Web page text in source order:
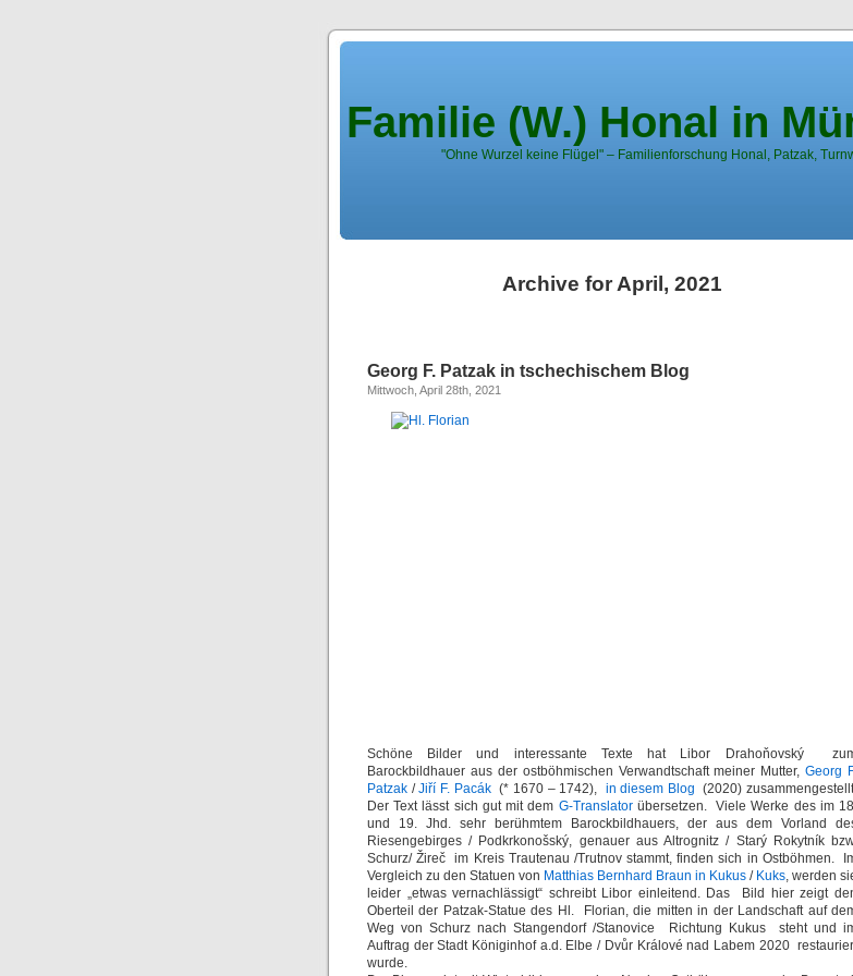
Familie (W.) Honal in
"Ohne Wurzel keine Flügel" – Familienforschung Honal, Patzak,
Archive for April, 2021
Georg F. Patzak in tschechischem Blog
Mittwoch, April 28th, 2021
Schöne Bilder und interessante Texte hat Libor Drahoňovský
Barockbildhauer aus der ostböhmischen Verwandtschaft meiner Mutter,Georg
Patzak /Jiří F. Pacák (* 1670 – 1742), in diesem Blog (2020)
Der Text lässt sich gut mit dem G-Translatorübersetzen. Viele Werke des im
und 19. Jhd. sehr berühmtem Barockbildhauers, der aus dem Vorland
Riesengebirges / Podkrkonošský, genauer aus Altrognitz / Starý Rokytník
Schurz/ Žireč im Kreis Trautenau /Trutnov stammt, finden sich in Ostböhmen.
Vergleich zu den Statuen von Matthias Bernhard Braun in Kukus / Kuks, werden
leider „etwas vernachlässigt“ schreibt Libor einleitend. Das Bild hier zeigt
Oberteil der Patzak-Statue des Hl. Florian, die mitten in der Landschaft auf
Weg von Schurz nach Stangendorf /Stanovice Richtung Kukus steht und
Auftrag der Stadt Königinhof a.d. Elbe / Dvůr Králové nad Labem 2020
wurde.